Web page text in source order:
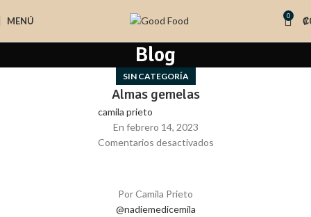
MENÚ 0 ₡
Blog
SIN CATEGORÍA
Almas gemelas
camila prieto
En febrero 14, 2023
Comentarios desactivados
Por Camila Prieto
@nadiemedicemila